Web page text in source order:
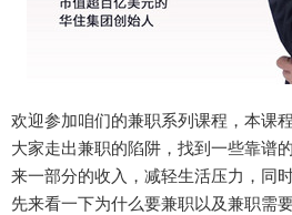
欢迎参加咱们的兼职系列课程，本课
大家走出兼职的陷阱，找到一些靠谱
来一部分的收入，减轻生活压力，同
先来看一下为什么要兼职以及兼职需